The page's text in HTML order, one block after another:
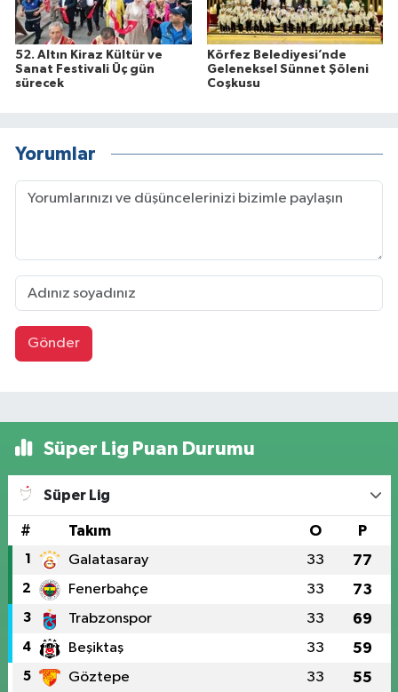
52. Altın Kiraz Kültür ve
Sanat Festivali Üç gün
sürecek
Körfez Belediyesi’nde
Geleneksel Sünnet Şöleni
Coşkusu
Yorumlar
Gönder
Süper Lig Puan Durumu
Süper Lig
# Takım O P
1 Galatasaray 33 77
2 Fenerbahçe 33 73
3 Trabzonspor 33 69
4 Beşiktaş 33 59
5 Göztepe 33 55